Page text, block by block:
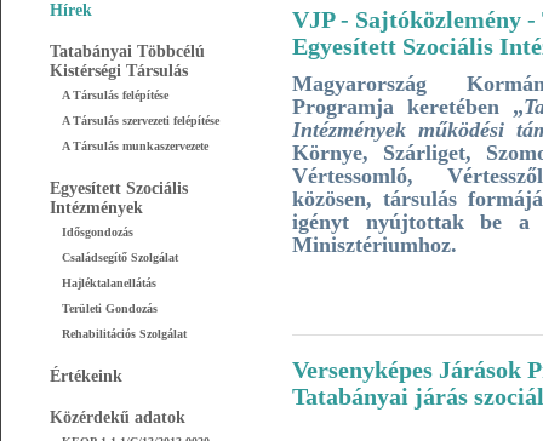
Hírek
Tatabányai Többcélú
Kistérségi Társulás
A Társulás felépítése
A Társulás szervezeti felépítése
A Társulás munkaszervezete
Egyesített Szociális
Intézmények
Idősgondozás
Családsegítő Szolgálat
Hajléktalanellátás
Területi Gondozás
Rehabilitációs Szolgálat
Értékeink
Közérdekű adatok
VJP - Sajtóközlemény
Egyesített Szociális
Magyarország
Programja keretében „
Intézmények működési
Környe, Szárliget,
Vértessomló,
közösen, társulás
igényt nyújtottak be a
Minisztériumhoz.
Versenyképes Járások
Tatabányai járás